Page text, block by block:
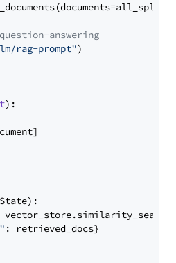
answering
rag-prompt")
):
):
: retrieved_docs}